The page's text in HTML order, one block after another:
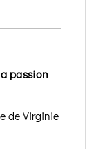
passion
de Virginie